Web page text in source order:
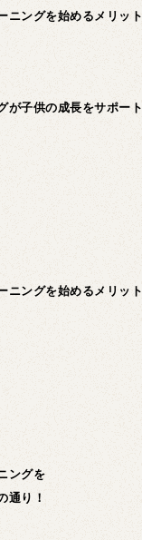
ニングを始めるメリット
が子供の成長をサポート
ニングを始めるメリット
ングを
通り！